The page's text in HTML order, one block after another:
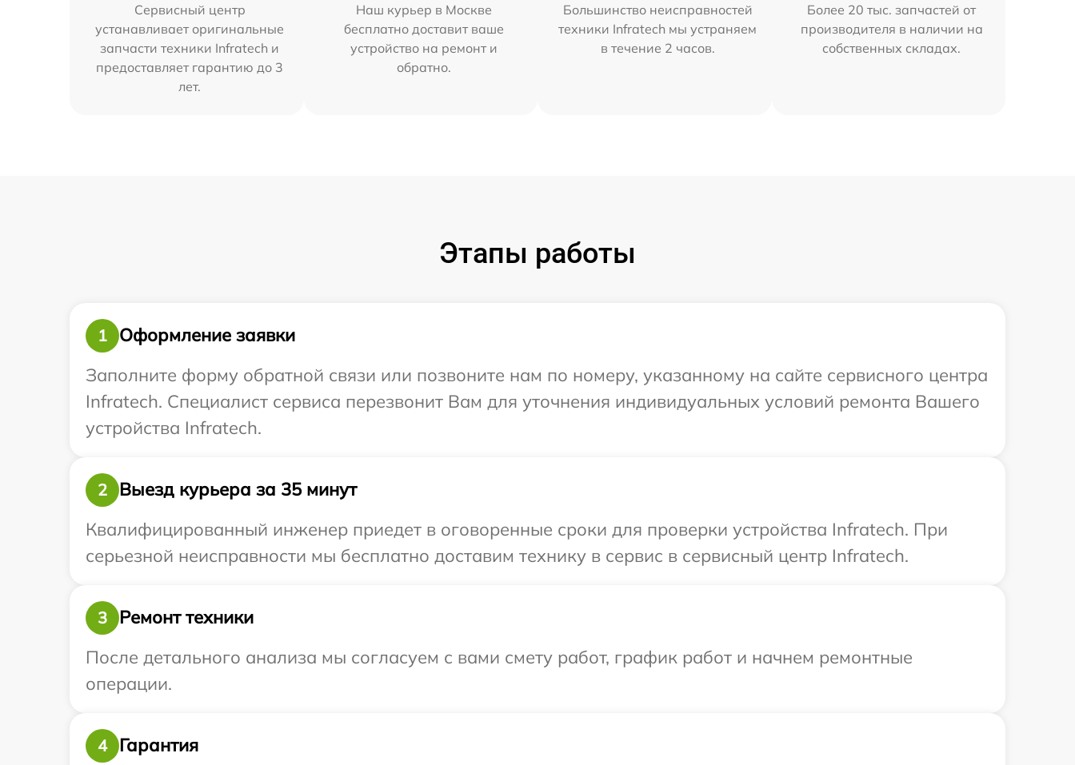
Сервисный центр
устанавливает оригинальные
запчасти техники Infratech и
предоставляет гарантию до 3
лет.
Наш курьер в Москве
бесплатно доставит ваше
устройство на ремонт и
обратно.
Большинство неисправностей
техники Infratech мы устраняем
в течение 2 часов.
Более 20 тыс. запчастей от
производителя в наличии на
собственных складах.
Этапы работы
1
Оформление заявки
Заполните форму обратной связи или позвоните нам по номеру, указанному на сайте сервисного центра
Infratech. Специалист сервиса перезвонит Вам для уточнения индивидуальных условий ремонта Вашего
устройства Infratech.
2
Выезд курьера за 35 минут
Квалифицированный инженер приедет в оговоренные сроки для проверки устройства Infratech. При
серьезной неисправности мы бесплатно доставим технику в сервис в сервисный центр Infratech.
3
Ремонт техники
После детального анализа мы согласуем с вами смету работ, график работ и начнем ремонтные
операции.
4
Гарантия